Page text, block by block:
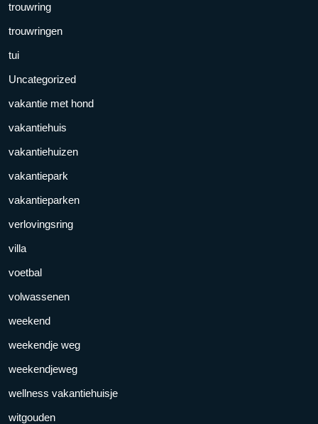
trouwring
trouwringen
tui
Uncategorized
vakantie met hond
vakantiehuis
vakantiehuizen
vakantiepark
vakantieparken
verlovingsring
villa
voetbal
volwassenen
weekend
weekendje weg
weekendjeweg
wellness vakantiehuisje
witgouden